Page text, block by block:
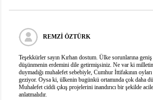
Mesajınız(*)
IP Adresiniz
216.73.216.44
Güvenlik kodu
REMZI ÖZTÜRK
Teşekkürler sayın Kırhan dostum. Ülke sorunlarına
düşünmenin erdemini dile getirmişsiniz. Ne var ki
duymadığı muhalefet sebebiyle, Cumhur İttifakının
geziyor. Oysa ki, ülkenin bugünkü ortamında çok daha
Muhalefet ciddi çıkış projelerini inandırıcı bir şekilde
anlatmalıdır.